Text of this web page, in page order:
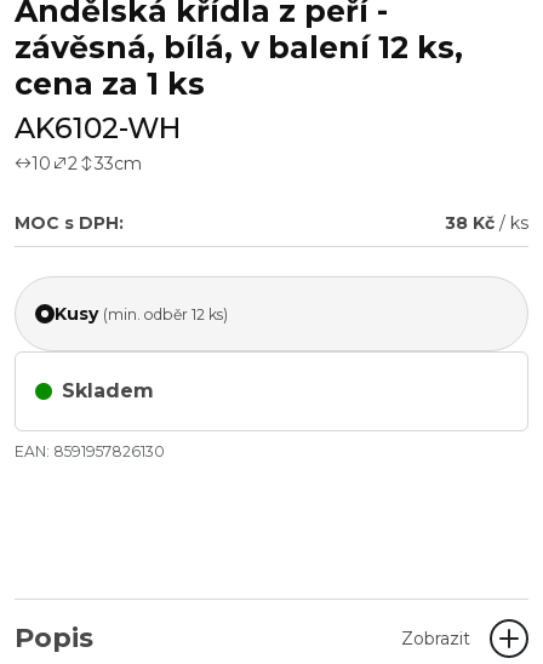
Andělská křídla z peří -
závěsná, bílá, v balení 12 ks,
cena za 1 ks
AK6102-WH
10 2 33cm
MOC s DPH: 38 Kč / ks
Kusy (min. odběr 12 ks)
Skladem
EAN: 8591957826130
Popis Zobrazit